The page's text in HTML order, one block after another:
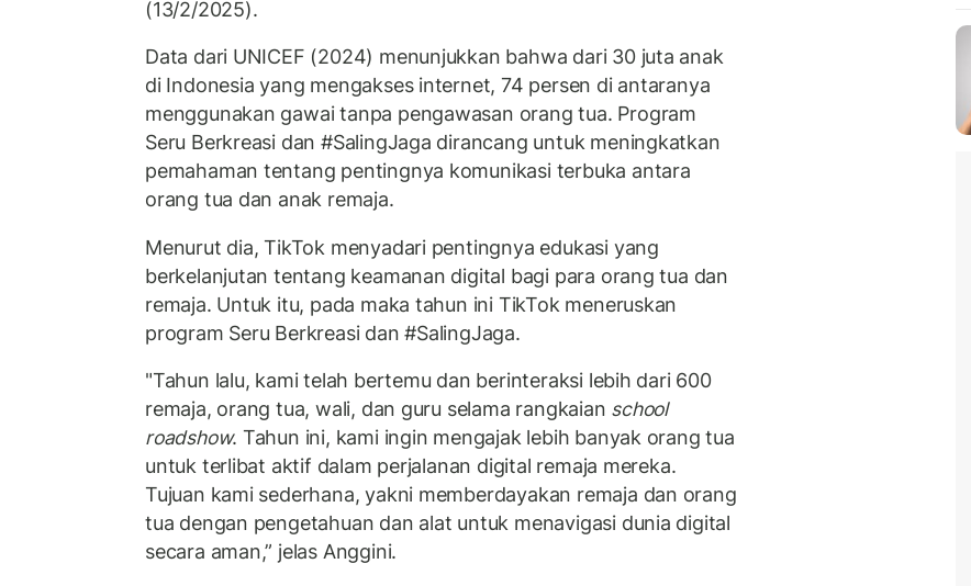
(13/2/2025).
Data dari UNICEF (2024) menunjukkan bahwa dari 30 juta anak
di Indonesia yang mengakses internet, 74 persen di antaranya
menggunakan gawai tanpa pengawasan orang tua. Program
Seru Berkreasi dan #SalingJaga dirancang untuk meningkatkan
pemahaman tentang pentingnya komunikasi terbuka antara
orang tua dan anak remaja.
Menurut dia, TikTok menyadari pentingnya edukasi yang
berkelanjutan tentang keamanan digital bagi para orang tua dan
remaja. Untuk itu, pada maka tahun ini TikTok meneruskan
program Seru Berkreasi dan #SalingJaga.
"Tahun lalu, kami telah bertemu dan berinteraksi lebih dari 600
remaja, orang tua, wali, dan guru selama rangkaian school
roadshow. Tahun ini, kami ingin mengajak lebih banyak orang tua
untuk terlibat aktif dalam perjalanan digital remaja mereka.
Tujuan kami sederhana, yakni memberdayakan remaja dan orang
tua dengan pengetahuan dan alat untuk menavigasi dunia digital
secara aman,” jelas Anggini.